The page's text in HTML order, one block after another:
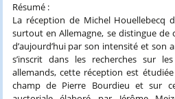
Résumé :
La réception de Michel Houellebecq
surtout en Allemagne, se distingue de
d’aujourd’hui par son intensité et son
s’inscrit dans les recherches sur
allemands, cette réception est
champ de Pierre Bourdieu et sur